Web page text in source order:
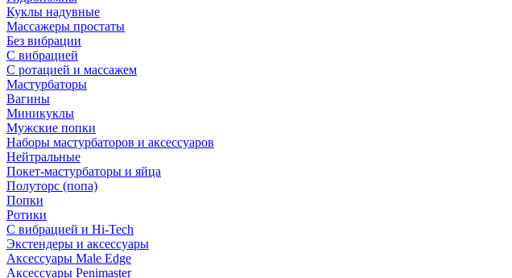
Куклы надувные
Массажеры простаты
Без вибрации
С вибрацией
С ротацией и массажем
Мастурбаторы
Вагины
Миникуклы
Мужские попки
Наборы мастурбаторов и аксессуаров
Нейтральные
Покет-мастурбаторы и яйца
Полуторс (попа)
Попки
Ротики
С вибрацией и Hi-Tech
Экстендеры и аксессуары
Аксессуары Male Edge
Аксессуары Penimaster